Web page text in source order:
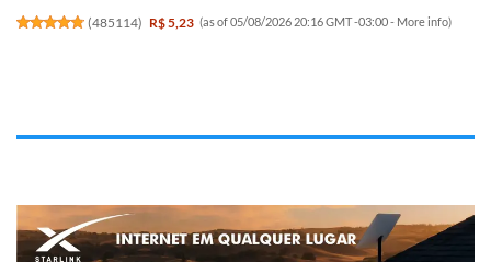
(485114) R$ 5,23 (as of 05/08/2026 20:16 GMT -03:00 - More info)